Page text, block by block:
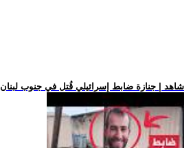
.. شاهد | جنازة ضابط إسرائيلي قُتل في جنوب لبنان